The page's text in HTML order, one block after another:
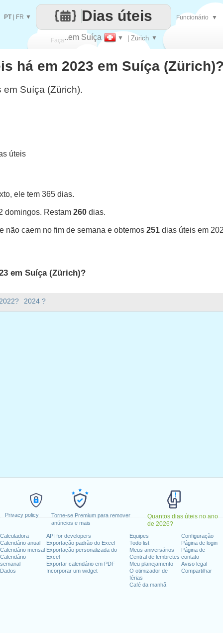
Privacy policy
Torne-se Premium para remover
anúncios e mais
Quantos dias úteis no ano
de 2026?
Calculadora
Calendário anual
Calendário mensal
Calendário
semanal
Dados
API for developers
Exportação padrão do Excel
Exportação personalizada do
Excel
Exportar calendário em PDF
Incorporar um widget
Equipes
Todo list
Meus aniversários
Central de lembretes
Meu planejamento
O otimizador de
férias
Café da manhã
Configuração
Página de login
Página de
contato
Aviso legal
Compartilhar
Faça
cada
..em Suíça ▼ | Zürich ▼
Dias úteis
PT| FR ▼ Funcionário ▼
2024 ?
há em 2023 em Suíça
Suíça (Zürich).
úteis
ele tem 365 dias.
domingos. Restam 260 dias.
não caem no fim de semana e obtemos 251 dias úteis em
em Suíça (Zürich)?
1 agosto, 2023
2023
de semana
2023